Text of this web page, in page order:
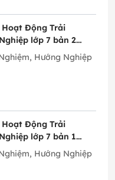
Động Trải
lớp 7 bản 2
Hướng Nghiệp
Động Trải
lớp 7 bản 1
Hướng Nghiệp